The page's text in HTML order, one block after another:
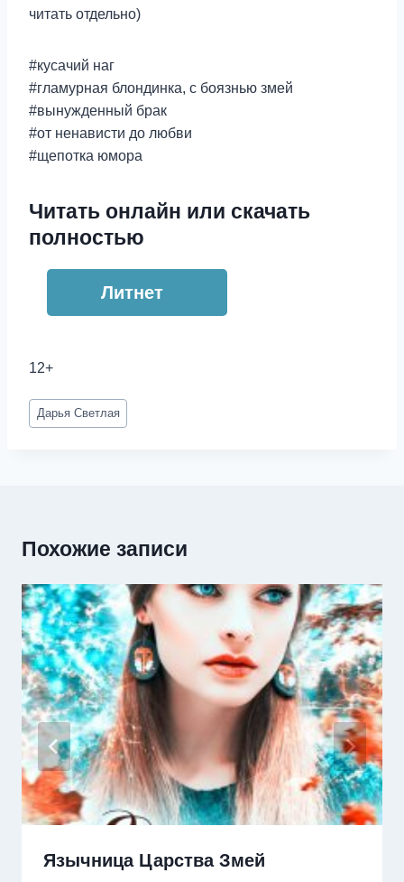
читать отдельно)
#кусачий наг
#гламурная блондинка, с боязнью змей
#вынужденный брак
#от ненависти до любви
#щепотка юмора
Читать онлайн или скачать
полностью
Литнет
12+
Метки
записи:
Дарья Светлая
Похожие записи
Язычница Царства Змей